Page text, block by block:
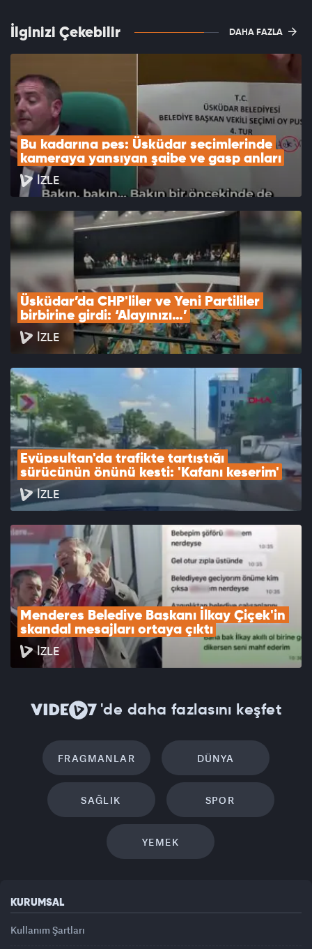
İlginizi Çekebilir DAHA FAZLA
Bu kadarına pes: Üsküdar seçimlerinde
kameraya yansıyan şaibe ve gasp anları
İZLE
Üsküdar’da CHP'liler ve Yeni Partililer
birbirine girdi: ‘Alayınızı…’
İZLE
Eyüpsultan'da trafikte tartıştığı
sürücünün önünü kesti: 'Kafanı keserim'
İZLE
Menderes Belediye Başkanı İlkay Çiçek'in
skandal mesajları ortaya çıktı
İZLE
'de daha fazlasını keşfet
FRAGMANLAR DÜNYA
SAĞLIK SPOR
YEMEK
KURUMSAL
Kullanım Şartları